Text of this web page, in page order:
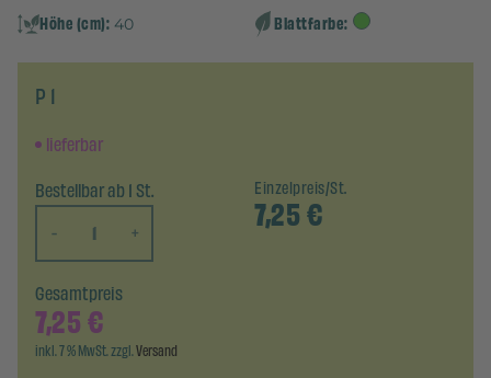
Höhe (cm): 40 Blattfarbe:
P 1
lieferbar
Bestellbar ab 1 St.
-
+
Einzelpreis/St.
7,25€
Gesamtpreis
7,25€
inkl. 7 % MwSt. zzgl.Versand